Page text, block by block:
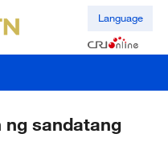
Language
ng sandatang